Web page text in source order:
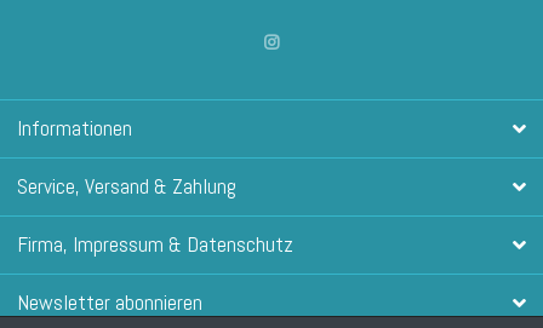
Informationen
Service, Versand & Zahlung
Firma, Impressum & Datenschutz
Newsletter abonnieren